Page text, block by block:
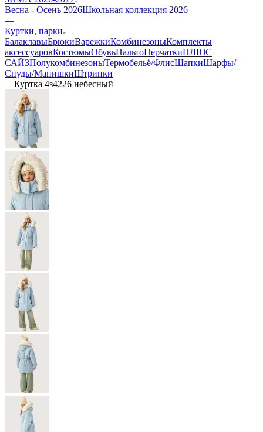
Весна - Осень 2026Школьная коллекция 2026
—
Куртки, парки
БалаклавыБрюкиВарежкиКомбинезоныКомплекты
аксессуаровКостюмыОбувьПальтоПерчаткиПЛЮС
САЙЗПолукомбинезоныТермобельё/ФлисШапкиШарфы/
Снуды/МанишкиШтрипки
—Куртка 4з4226 небесный